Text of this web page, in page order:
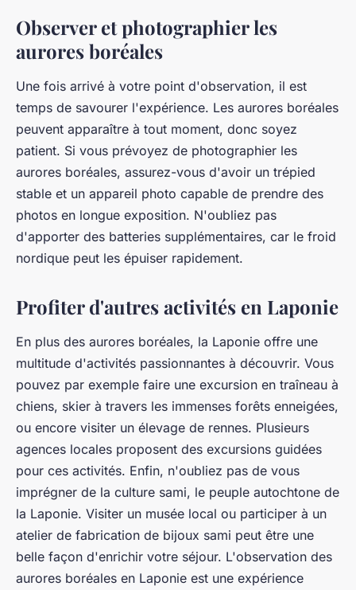
Observer et photographier les
aurores boréales
Une fois arrivé à votre point d'observation, il est
temps de savourer l'expérience. Les aurores boréales
peuvent apparaître à tout moment, donc soyez
patient. Si vous prévoyez de photographier les
aurores boréales, assurez-vous d'avoir un trépied
stable et un appareil photo capable de prendre des
photos en longue exposition. N'oubliez pas
d'apporter des batteries supplémentaires, car le froid
nordique peut les épuiser rapidement.
Profiter d'autres activités en Laponie
En plus des aurores boréales, la Laponie offre une
multitude d'activités passionnantes à découvrir. Vous
pouvez par exemple faire une excursion en traîneau à
chiens, skier à travers les immenses forêts enneigées,
ou encore visiter un élevage de rennes. Plusieurs
agences locales proposent des excursions guidées
pour ces activités. Enfin, n'oubliez pas de vous
imprégner de la culture sami, le peuple autochtone de
la Laponie. Visiter un musée local ou participer à un
atelier de fabrication de bijoux sami peut être une
belle façon d'enrichir votre séjour. L'observation des
aurores boréales en Laponie est une expérience